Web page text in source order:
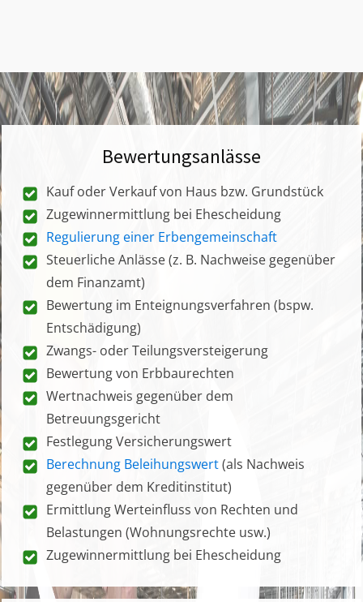
Bewertungsanlässe
Kauf oder Verkauf von Haus bzw. Grundstück
Zugewinnermittlung bei Ehescheidung
Regulierung einer Erbengemeinschaft
Steuerliche Anlässe (z. B. Nachweise gegenüber
dem Finanzamt)
Bewertung im Enteignungsverfahren (bspw.
Entschädigung)
Zwangs- oder Teilungsversteigerung
Bewertung von Erbbaurechten
Wertnachweis gegenüber dem
Betreuungsgericht
Festlegung Versicherungswert
Berechnung Beleihungswert(als Nachweis
gegenüber dem Kreditinstitut)
Ermittlung Werteinfluss von Rechten und
Belastungen (Wohnungsrechte usw.)
Zugewinnermittlung bei Ehescheidung